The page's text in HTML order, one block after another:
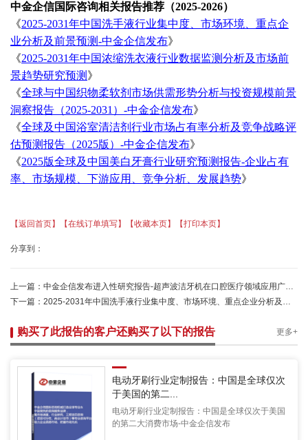
中金企信国际咨询相关报告推荐（2025-2026）
《2025-2031年中国洗手液行业集中度、市场环境、重点企
业分析及前景预测-中金企信发布》
《2025-2031年中国浓缩洗衣液行业数据监测分析及市场前
景趋势研究预测 》
《全球与中国织物柔软剂市场供需形势分析与投资规模前景
洞察报告（2025-2031）-中金企信发布》
《全球及中国浴室清洁剂行业市场占有率分析及竞争战略评
估预测报告（2025版）-中金企信发布》
《2025版全球及中国美白牙膏行业研究预测报告-企业占有
率、市场规模、下游应用、竞争分析、发展趋势》
【返回首页】 【在线订单填写】 【收藏本页】 【打印本页】
分享到：
上一篇： 中金企信发布进入性研究报告-超声波洁牙机在口腔医疗领域应用广泛，市场需求逐年增加
下一篇： 2025-2031年中国洗手液行业集中度、市场环境、重点企业分析及前景预测-中金企信发布
购买了此报告的客户还购买了以下的报告 更多+
电动牙刷行业定制报告：中国是全球仅次
于美国的第二...
电动牙刷行业定制报告：中国是全球仅次于美国
的第二大消费市场-中金企信发布